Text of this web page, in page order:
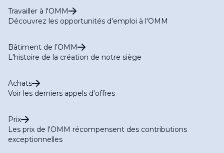
Travailler à l'OMM
Découvrez les opportunités d'emploi à l'OMM
Bâtiment de l’OMM
L'histoire de la création de notre siège
Achats
Voir les derniers appels d'offres
Prix
Les prix de l'OMM récompensent des contributions
exceptionnelles